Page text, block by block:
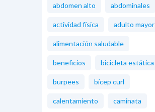
abdomen alto abdominales
actividad física adulto mayor
alimentación saludable
beneficios bicicleta estática
burpees bícep curl
calentamiento caminata